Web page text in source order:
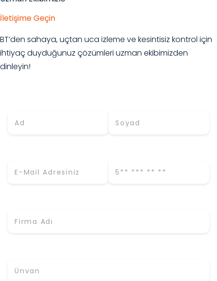
İletişime Geçin
BT’den sahaya, uçtan uca izleme ve kesintisiz kontrol için
ihtiyaç duyduğunuz çözümleri uzman ekibimizden
dinleyin!